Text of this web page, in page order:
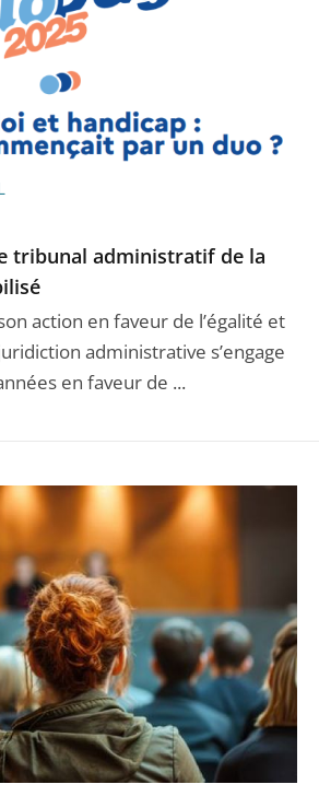
tribunal administratif de la
action en faveur de l’égalité et
administrative s’engage
en faveur de ...